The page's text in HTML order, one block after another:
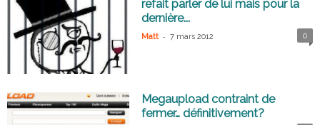
refait parler de lui mais pour la
dernière...
Matt - 7 mars 2012 0
Megaupload contraint de
fermer… définitivement?